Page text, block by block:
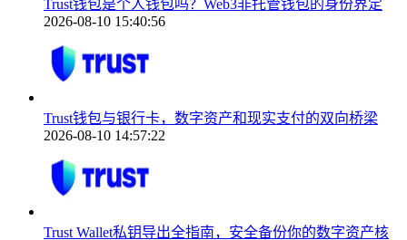
Trust钱包是个人钱包吗？Web3非托管钱包的身份界定
2026-08-10 15:40:56
Trust钱包与银行卡，数字资产和现实支付的双向桥梁
2026-08-10 14:57:22
Trust Wallet私钥导出全指南，安全备份你的数字资产核